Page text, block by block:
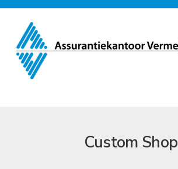
Custom Shop